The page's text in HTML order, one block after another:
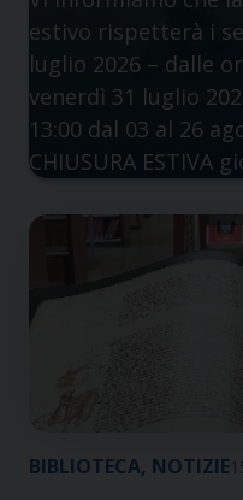
BIBLIOTECA, NOTIZIE
estivo rispetterà i
luglio 2026 – dalle
venerdì 31 luglio
13:00 dal 03 al 26
CHIUSURA ESTIVA